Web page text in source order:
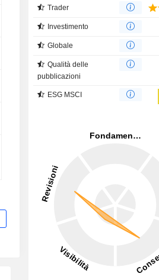
Trader
Investimento
Globale
Qualità delle
pubblicazioni
ESG MSCI